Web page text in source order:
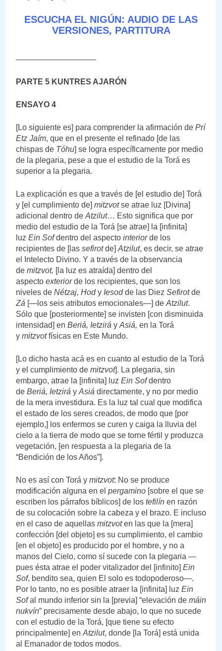
ESCUCHA EL NIGÚN: AUDIO DE LAS
VERSIONES, PARTITURA
PARTE 5 KUNTRES AJARÓN
ENSAYO 4
[Lo siguiente es] para comprender la afirmación de Prí
Etz Jaím, que en el presente el refinado [de las
chispas de Tóhu] se logra específicamente por medio
de la plegaria, pese a que el estudio de la Torá es
superior a la plegaria.
La explicación es que a través de [el estudio de] Torá
y [el cumplimiento de] mitzvotse atrae luz [Divina]
adicional dentro de Atzilut… Esto significa que por
medio del estudio de la Torá [se atrae] la [infinita]
luz Ein Sofdentro del aspecto interiorde los
recipientes de [las sefirotde] Atzilut, es decir, se atrae
el Intelecto Divino. Y a través de la observancia
de mitzvot, [la luz es atraída] dentro del
aspecto exteriorde los recipientes, que son los
niveles de Nétzaj, Hody Iesodde las Diez Sefirotde
Zá [—los seis atributos emocionales—] de Atzilut.
Sólo que [posteriormente] se invisten [con disminuida
intensidad] en Beriá, Ietzirá y Asiá, en la Torá
y mitzvotfísicas en Este Mundo.
[Lo dicho hasta acá es en cuanto al estudio de la Torá
y el cumplimiento de mitzvot]. La plegaria, sin
embargo, atrae la [infinita] luz Ein Sofdentro
de Beriá, Ietzirá y Asiá directamente, y no por medio
de la mera investidura. Es la luz tal cual que modifica
el estado de los seres creados, de modo que [por
ejemplo,] los enfermos se curen y caiga la lluvia del
cielo a la tierra de modo que se torne fértil y produzca
vegetación, [en respuesta a la plegaria de la
“Bendición de los Años”].
No es así con Torá y mitzvot: No se produce
modificación alguna en el pergamino [sobre el que se
escriben los párrafos bíblicos] de los tefilín en razón
de su colocación sobre la cabeza y el brazo. E incluso
en el caso de aquellas mitzvoten las que la [mera]
confección [del objeto] es su cumplimiento, el cambio
[en el objeto] es producido por el hombre, y no a
manos del Cielo, como sí sucede con la plegaria —
pues ésta atrae el poder vitalizador del [infinito] Ein
Sof, bendito sea, quien El solo es todopoderoso—.
Por lo tanto, no es posible atraer la [infinita] luz Ein
Sofal mundo inferior sin la [previa] “elevación de máin
nukvín” precisamente desde abajo, lo que no sucede
con el estudio de la Torá, [que tiene su efecto
principalmente] en Atzilut, donde [la Torá] está unida
al Emanador de todos modos.